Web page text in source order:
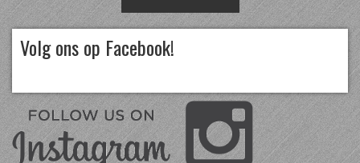
Volg ons op Facebook!